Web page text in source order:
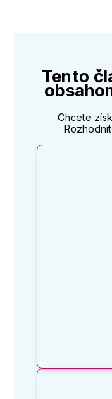
Tento
Chcete